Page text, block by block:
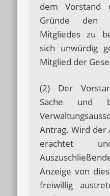
dem Vorstand
Gründe den
Mitgliedes zu
sich unwürdig
Mitglied der
(2) Der
Sache und
Antrag. Wird der
erachtet
Anzeige von
freiwillig